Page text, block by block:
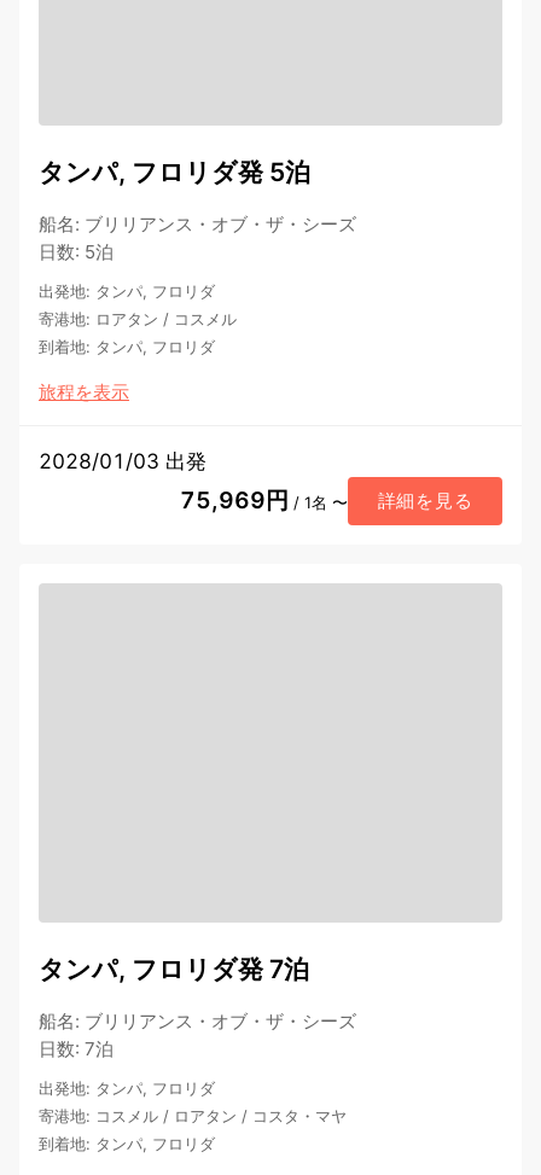
タンパ, フロリダ発 5泊
船名: ブリリアンス・オブ・ザ・シーズ
日数: 5泊
出発地: タンパ, フロリダ
寄港地: ロアタン / コスメル
到着地: タンパ, フロリダ
旅程を表示
2028/01/03 出発
75,969円 / 1名 〜 詳細を見る
タンパ, フロリダ発 7泊
船名: ブリリアンス・オブ・ザ・シーズ
日数: 7泊
出発地: タンパ, フロリダ
寄港地: コスメル / ロアタン / コスタ・マヤ
到着地: タンパ, フロリダ